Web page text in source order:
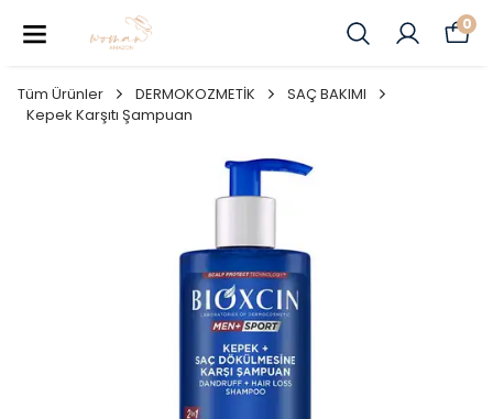
0
Tüm Ürünler DERMOKOZMETİK
SAÇ BAKIMI
Kepek Karşıtı Şampuan